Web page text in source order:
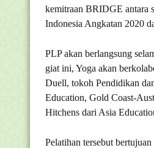
kemitraan BRIDGE antara
Indonesia Angkatan 2020
PLP akan berlangsung
giat ini, Yoga akan
Duell, tokoh Pendidikan
Education, Gold Coast-
Hitchens dari Asia
Pelatihan tersebut